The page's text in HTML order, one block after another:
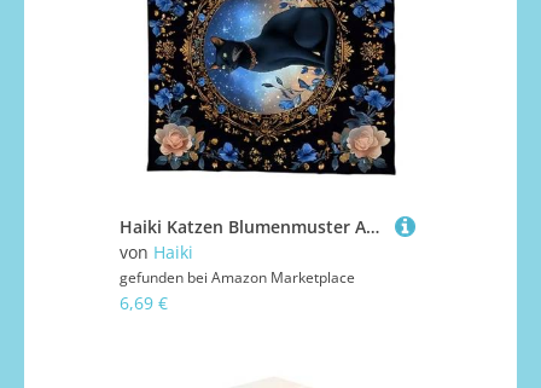
Haiki Katzen Blumenmuster Astrologie Tischdecke Tarots Gottesdienste Altäre Stoff Gottesbrettspiel Accessor
von Haiki
gefunden bei Amazon Marketplace
6,69 €